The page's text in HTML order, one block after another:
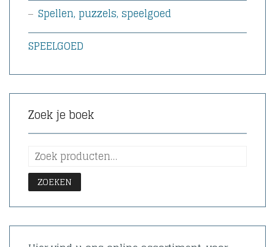
Spellen, puzzels, speelgoed
SPEELGOED
Zoek je boek
ZOEKEN